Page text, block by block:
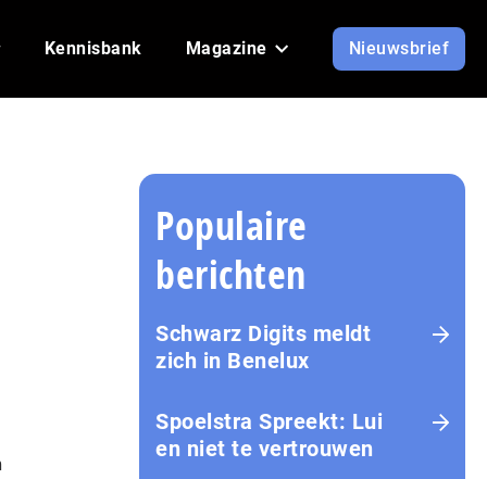
Kennisbank Magazine Nieuwsbrief
Populaire
berichten
Schwarz Digits meldt
zich in Benelux
Spoelstra Spreekt: Lui
en niet te vertrouwen